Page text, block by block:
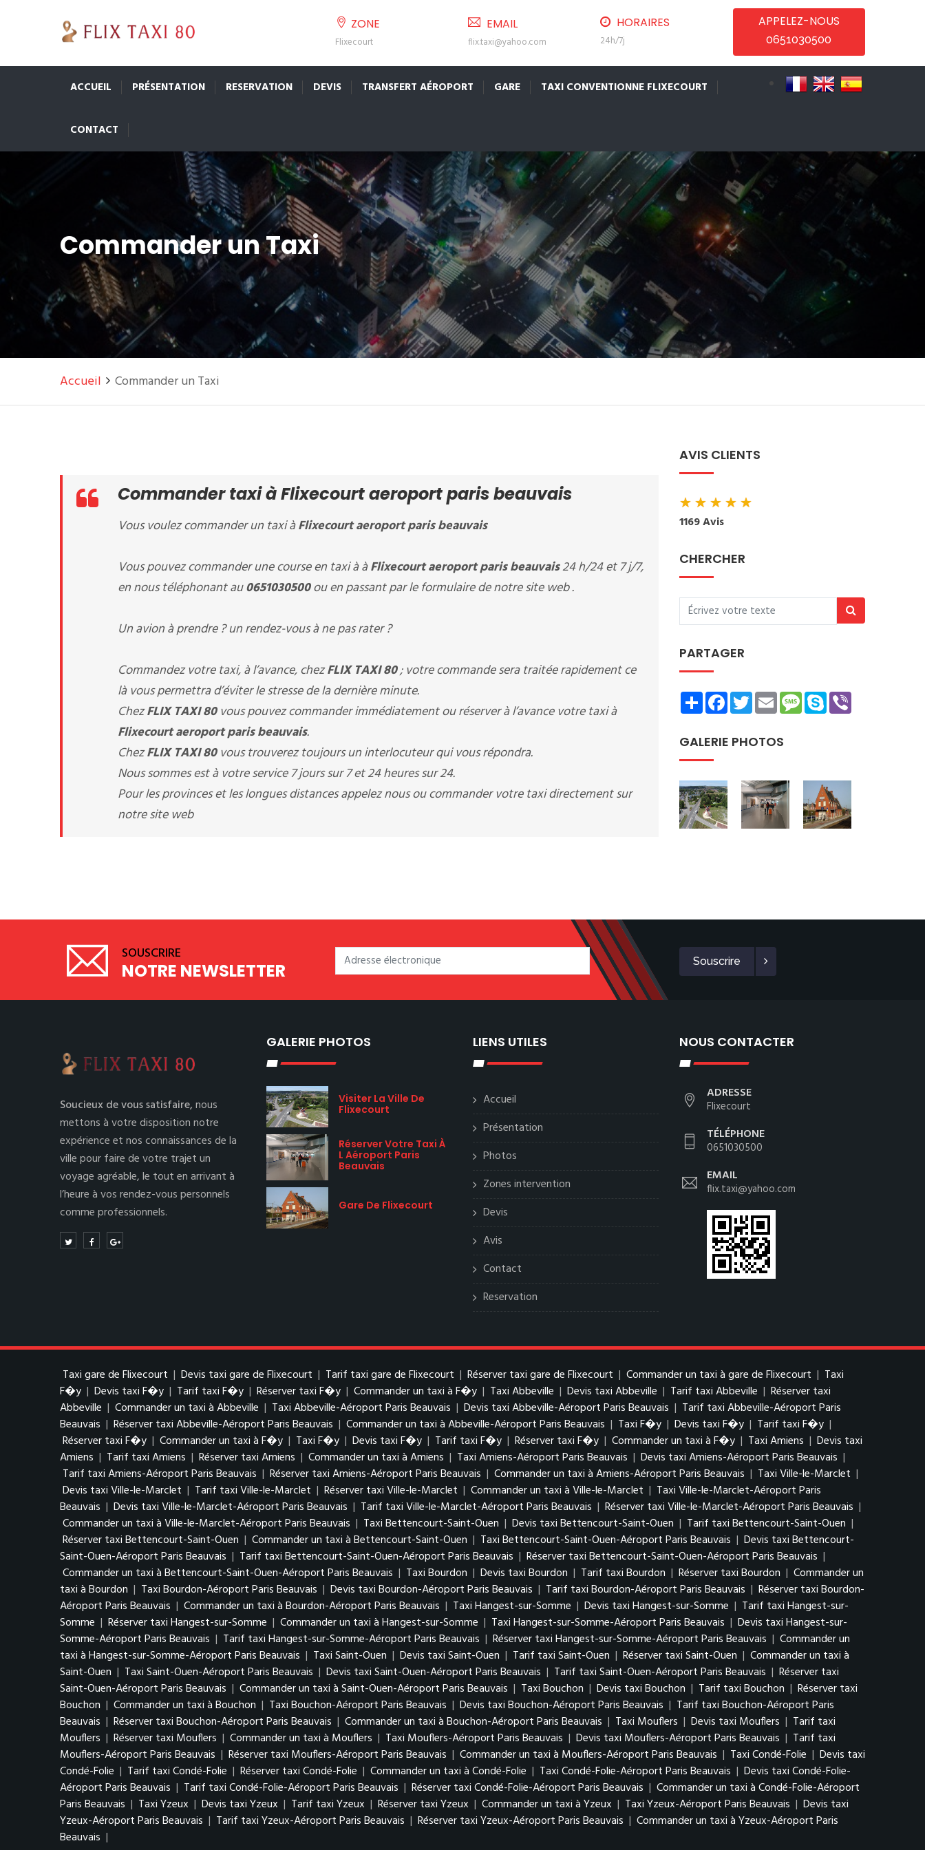
ZONE
Flixecourt
EMAIL
flix.taxi@yahoo.com
HORAIRES
24h/7j
APPELEZ-NOUS
0651030500
ACCUEIL PRÉSENTATION RESERVATION DEVIS TRANSFERT AÉROPORT GARE TAXI CONVENTIONNE FLIXECOURT
CONTACT
Commander un Taxi
Accueil Commander un Taxi
Commander taxi à Flixecourt aeroport paris beauvais
Vous voulez commander un taxi àFlixecourt aeroport paris beauvais
Vous pouvez commander une course en taxi à àFlixecourt aeroport paris beauvais24 h/24 et 7 j/7,
en nous téléphonant au0651030500ou en passant par le formulaire de notre site web .
Un avion à prendre ? un rendez-vous à ne pas rater ?
Commandez votre taxi, à l’avance, chezFLIX TAXI 80; votre commande sera traitée rapidement ce
là vous permettra d’éviter le stresse de la dernière minute.
ChezFLIX TAXI 80vous pouvez commander immédiatement ou réserver à l’avance votre taxi à
Flixecourt aeroport paris beauvais.
ChezFLIX TAXI 80vous trouverez toujours un interlocuteur qui vous répondra.
Nous sommes est à votre service 7 jours sur 7 et 24 heures sur 24.
Pour les provinces et les longues distances appelez nous ou commander votre taxi directement sur
notre site web
AVIS CLIENTS
★★★★★
1169 Avis
CHERCHER
PARTAGER
ShareFacebookTwitterEmailMessage
Skype
GALERIE PHOTOS
SOUSCRIRE
NOTRE NEWSLETTER Souscrire
Soucieux de vous satisfaire,nous
mettons à votre disposition notre
expérience et nos connaissances de la
ville pour faire de votre trajet un
voyage agréable, le tout en arrivant à
l’heure à vos rendez-vous personnels
comme professionnels.
GALERIE PHOTOS
Visiter La Ville De
Flixecourt
Réserver Votre Taxi À
L Aéroport Paris
Beauvais
Gare De Flixecourt
LIENS UTILES
Accueil
Présentation
Photos
Zones intervention
Devis
Avis
Contact
Reservation
NOUS CONTACTER
ADRESSE
Flixecourt
TÉLÉPHONE
0651030500
EMAIL
flix.taxi@yahoo.com
Taxi gare de Flixecourt | Devis taxi gare de Flixecourt | Tarif taxi gare de Flixecourt | Réserver taxi gare de Flixecourt | Commander un taxi à gare de Flixecourt | Taxi
F�y | Devis taxi F�y | Tarif taxi F�y | Réserver taxi F�y | Commander un taxi à F�y | Taxi Abbeville | Devis taxi Abbeville | Tarif taxi Abbeville | Réserver taxi
Abbeville | Commander un taxi à Abbeville | Taxi Abbeville-Aéroport Paris Beauvais | Devis taxi Abbeville-Aéroport Paris Beauvais | Tarif taxi Abbeville-Aéroport Paris
Beauvais | Réserver taxi Abbeville-Aéroport Paris Beauvais | Commander un taxi à Abbeville-Aéroport Paris Beauvais | Taxi F�y | Devis taxi F�y | Tarif taxi F�y |
Réserver taxi F�y | Commander un taxi à F�y | Taxi F�y | Devis taxi F�y | Tarif taxi F�y | Réserver taxi F�y | Commander un taxi à F�y | Taxi Amiens | Devis taxi
Amiens | Tarif taxi Amiens | Réserver taxi Amiens | Commander un taxi à Amiens | Taxi Amiens-Aéroport Paris Beauvais | Devis taxi Amiens-Aéroport Paris Beauvais |
Tarif taxi Amiens-Aéroport Paris Beauvais | Réserver taxi Amiens-Aéroport Paris Beauvais | Commander un taxi à Amiens-Aéroport Paris Beauvais | Taxi Ville-le-Marclet |
Devis taxi Ville-le-Marclet | Tarif taxi Ville-le-Marclet | Réserver taxi Ville-le-Marclet | Commander un taxi à Ville-le-Marclet | Taxi Ville-le-Marclet-Aéroport Paris
Beauvais | Devis taxi Ville-le-Marclet-Aéroport Paris Beauvais | Tarif taxi Ville-le-Marclet-Aéroport Paris Beauvais | Réserver taxi Ville-le-Marclet-Aéroport Paris Beauvais |
Commander un taxi à Ville-le-Marclet-Aéroport Paris Beauvais | Taxi Bettencourt-Saint-Ouen | Devis taxi Bettencourt-Saint-Ouen | Tarif taxi Bettencourt-Saint-Ouen |
Réserver taxi Bettencourt-Saint-Ouen | Commander un taxi à Bettencourt-Saint-Ouen | Taxi Bettencourt-Saint-Ouen-Aéroport Paris Beauvais | Devis taxi Bettencourt-
Saint-Ouen-Aéroport Paris Beauvais | Tarif taxi Bettencourt-Saint-Ouen-Aéroport Paris Beauvais | Réserver taxi Bettencourt-Saint-Ouen-Aéroport Paris Beauvais |
Commander un taxi à Bettencourt-Saint-Ouen-Aéroport Paris Beauvais | Taxi Bourdon | Devis taxi Bourdon | Tarif taxi Bourdon | Réserver taxi Bourdon | Commander un
taxi à Bourdon | Taxi Bourdon-Aéroport Paris Beauvais | Devis taxi Bourdon-Aéroport Paris Beauvais | Tarif taxi Bourdon-Aéroport Paris Beauvais | Réserver taxi Bourdon-
Aéroport Paris Beauvais | Commander un taxi à Bourdon-Aéroport Paris Beauvais | Taxi Hangest-sur-Somme | Devis taxi Hangest-sur-Somme | Tarif taxi Hangest-sur-
Somme | Réserver taxi Hangest-sur-Somme | Commander un taxi à Hangest-sur-Somme | Taxi Hangest-sur-Somme-Aéroport Paris Beauvais | Devis taxi Hangest-sur-
Somme-Aéroport Paris Beauvais | Tarif taxi Hangest-sur-Somme-Aéroport Paris Beauvais | Réserver taxi Hangest-sur-Somme-Aéroport Paris Beauvais | Commander un
taxi à Hangest-sur-Somme-Aéroport Paris Beauvais | Taxi Saint-Ouen | Devis taxi Saint-Ouen | Tarif taxi Saint-Ouen | Réserver taxi Saint-Ouen | Commander un taxi à
Saint-Ouen | Taxi Saint-Ouen-Aéroport Paris Beauvais | Devis taxi Saint-Ouen-Aéroport Paris Beauvais | Tarif taxi Saint-Ouen-Aéroport Paris Beauvais | Réserver taxi
Saint-Ouen-Aéroport Paris Beauvais | Commander un taxi à Saint-Ouen-Aéroport Paris Beauvais | Taxi Bouchon | Devis taxi Bouchon | Tarif taxi Bouchon | Réserver taxi
Bouchon | Commander un taxi à Bouchon | Taxi Bouchon-Aéroport Paris Beauvais | Devis taxi Bouchon-Aéroport Paris Beauvais | Tarif taxi Bouchon-Aéroport Paris
Beauvais | Réserver taxi Bouchon-Aéroport Paris Beauvais | Commander un taxi à Bouchon-Aéroport Paris Beauvais | Taxi Mouflers | Devis taxi Mouflers | Tarif taxi
Mouflers | Réserver taxi Mouflers | Commander un taxi à Mouflers | Taxi Mouflers-Aéroport Paris Beauvais | Devis taxi Mouflers-Aéroport Paris Beauvais | Tarif taxi
Mouflers-Aéroport Paris Beauvais | Réserver taxi Mouflers-Aéroport Paris Beauvais | Commander un taxi à Mouflers-Aéroport Paris Beauvais | Taxi Condé-Folie | Devis taxi
Condé-Folie | Tarif taxi Condé-Folie | Réserver taxi Condé-Folie | Commander un taxi à Condé-Folie | Taxi Condé-Folie-Aéroport Paris Beauvais | Devis taxi Condé-Folie-
Aéroport Paris Beauvais | Tarif taxi Condé-Folie-Aéroport Paris Beauvais | Réserver taxi Condé-Folie-Aéroport Paris Beauvais | Commander un taxi à Condé-Folie-Aéroport
Paris Beauvais | Taxi Yzeux | Devis taxi Yzeux | Tarif taxi Yzeux | Réserver taxi Yzeux | Commander un taxi à Yzeux | Taxi Yzeux-Aéroport Paris Beauvais | Devis taxi
Yzeux-Aéroport Paris Beauvais | Tarif taxi Yzeux-Aéroport Paris Beauvais | Réserver taxi Yzeux-Aéroport Paris Beauvais | Commander un taxi à Yzeux-Aéroport Paris
Beauvais |